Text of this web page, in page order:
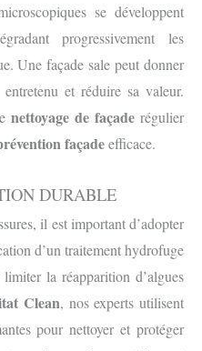
se développent
progressivement les
Une façade sale peut donner
et réduire sa valeur.
nettoyage de façaderégulier
façadeefficace.
DURABLE
il est important d’adopter
d’un traitement hydrofuge
la réapparition d’algues
Clean, nos experts utilisent
pour nettoyer et protéger